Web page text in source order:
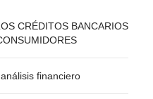
CRÉDITOS BANCARIOS
financiero